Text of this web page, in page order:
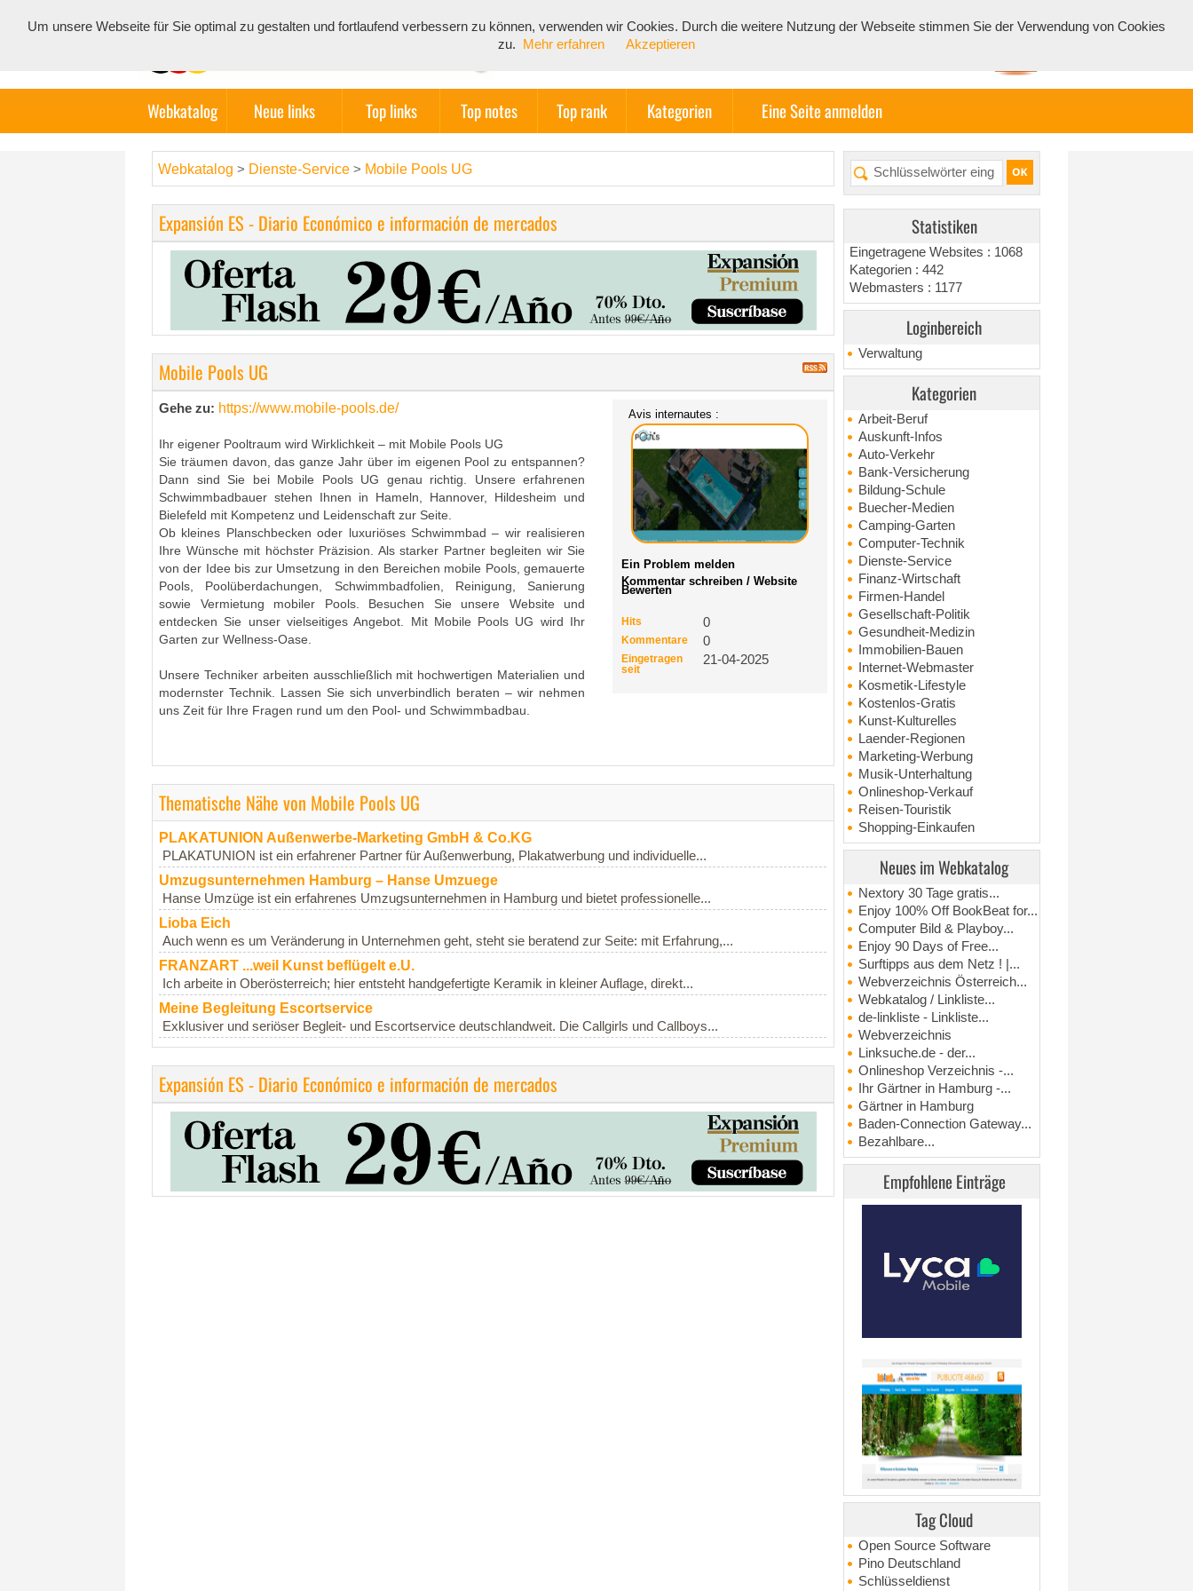
Webkatalog Neue links Top links Top notes Top rank Kategorien Eine Seite anmelden
Statistiken
Eingetragene Websites : 1068
Kategorien : 442
Webmasters : 1177
Loginbereich
Verwaltung
Kategorien
Arbeit-Beruf
Auskunft-Infos
Auto-Verkehr
Bank-Versicherung
Bildung-Schule
Buecher-Medien
Camping-Garten
Computer-Technik
Dienste-Service
Finanz-Wirtschaft
Firmen-Handel
Gesellschaft-Politik
Gesundheit-Medizin
Immobilien-Bauen
Internet-Webmaster
Kosmetik-Lifestyle
Kostenlos-Gratis
Kunst-Kulturelles
Laender-Regionen
Marketing-Werbung
Musik-Unterhaltung
Onlineshop-Verkauf
Reisen-Touristik
Shopping-Einkaufen
Neues im Webkatalog
Nextory 30 Tage gratis...
Enjoy 100% Off BookBeat for...
Computer Bild & Playboy...
Enjoy 90 Days of Free...
Surftipps aus dem Netz ! |...
Webverzeichnis Österreich...
Webkatalog / Linkliste...
de-linkliste - Linkliste...
Webverzeichnis
Linksuche.de - der...
Onlineshop Verzeichnis -...
Ihr Gärtner in Hamburg -...
Gärtner in Hamburg
Baden-Connection Gateway...
Bezahlbare...
Empfohlene Einträge
Tag Cloud
Open Source Software
Pino Deutschland
Schlüsseldienst
Webkatalog > Dienste-Service > Mobile Pools UG
Expansión ES - Diario Económico e información de mercados
Mobile Pools UG
Gehe zu: https://www.mobile-pools.de/
Ihr eigener Pooltraum wird Wirklichkeit – mit Mobile Pools UG
Sie träumen davon, das ganze Jahr über im eigenen Pool zu entspannen?
Dann sind Sie bei Mobile Pools UG genau richtig. Unsere erfahrenen
Schwimmbadbauer stehen Ihnen in Hameln, Hannover, Hildesheim und
Bielefeld mit Kompetenz und Leidenschaft zur Seite.
Ob kleines Planschbecken oder luxuriöses Schwimmbad – wir realisieren
Ihre Wünsche mit höchster Präzision. Als starker Partner begleiten wir Sie
von der Idee bis zur Umsetzung in den Bereichen mobile Pools, gemauerte
Pools, Poolüberdachungen, Schwimmbadfolien, Reinigung, Sanierung
sowie Vermietung mobiler Pools. Besuchen Sie unsere Website und
entdecken Sie unser vielseitiges Angebot. Mit Mobile Pools UG wird Ihr
Garten zur Wellness-Oase.
Unsere Techniker arbeiten ausschließlich mit hochwertigen Materialien und
modernster Technik. Lassen Sie sich unverbindlich beraten – wir nehmen
uns Zeit für Ihre Fragen rund um den Pool- und Schwimmbadbau.
Avis internautes :
Ein Problem melden
Kommentar schreiben / Website
Bewerten
Hits 0
Kommentare 0
Eingetragen
seit
21-04-2025
Thematische Nähe von Mobile Pools UG
PLAKATUNION Außenwerbe-Marketing GmbH & Co.KG
PLAKATUNION ist ein erfahrener Partner für Außenwerbung, Plakatwerbung und individuelle...
Umzugsunternehmen Hamburg – Hanse Umzuege
Hanse Umzüge ist ein erfahrenes Umzugsunternehmen in Hamburg und bietet professionelle...
Lioba Eich
Auch wenn es um Veränderung in Unternehmen geht, steht sie beratend zur Seite: mit Erfahrung,...
FRANZART ...weil Kunst beflügelt e.U.
Ich arbeite in Oberösterreich; hier entsteht handgefertigte Keramik in kleiner Auflage, direkt...
Meine Begleitung Escortservice
Exklusiver und seriöser Begleit- und Escortservice deutschlandweit. Die Callgirls und Callboys...
Expansión ES - Diario Económico e información de mercados
Um unsere Webseite für Sie optimal zu gestalten und fortlaufend verbessern zu können, verwenden wir Cookies. Durch die weitere Nutzung der Webseite stimmen Sie der Verwendung von Cookies
zu.
Mehr erfahren Akzeptieren